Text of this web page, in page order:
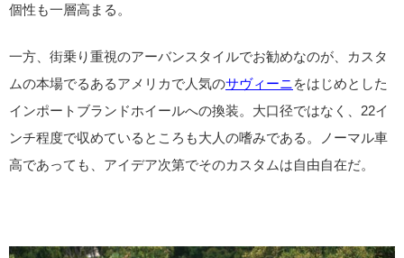
個性も一層高まる。
一方、街乗り重視のアーバンスタイルでお勧めなのが、カスタ
ムの本場でるあるアメリカで人気のサヴィーニをはじめとした
インポートブランドホイールへの換装。大口径ではなく、22イ
ンチ程度で収めているところも大人の嗜みである。ノーマル車
高であっても、アイデア次第でそのカスタムは自由自在だ。